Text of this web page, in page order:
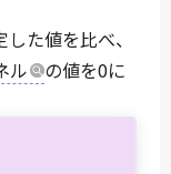
た値を比べ、
ル
の値を0に